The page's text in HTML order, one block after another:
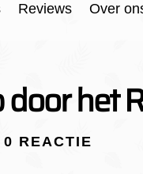
Reviews Over
het
0 REACTIE